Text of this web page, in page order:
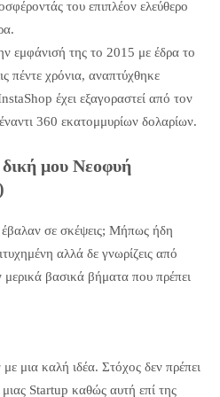
του επιπλέον ελεύθερο
εμφάνισή της το 2015 με έδρα το
πέντε χρόνια, αναπτύχθηκε
έχει εξαγοραστεί από τον
360 εκατομμυρίων δολαρίων.
μου Νεοφυή
σε σκέψεις; Μήπως ήδη
αλλά δε γνωρίζεις από
βασικά βήματα που πρέπει
μια καλή ιδέα. Στόχος δεν πρέπει
μιας Startup καθώς αυτή επί της